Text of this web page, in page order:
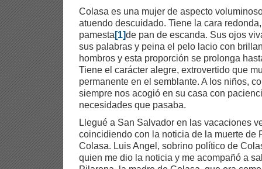
Colasa es una mujer de aspecto
atuendo descuidado. Tiene la cara
pamesta [1]de pan de escanda. Sus ojos
sus palabras y peina el pelo lacio con
hombros y esta proporción se prolonga
Tiene el carácter alegre, extrovertido que
permanente en el semblante. A los niños,
siempre nos acogió en su casa con
necesidades que pasaba.
Llegué a San Salvador en las vacaciones
coincidiendo con la noticia de la muerte de
Colasa. Luis Angel, sobrino político de
quien me dio la noticia y me acompañó a